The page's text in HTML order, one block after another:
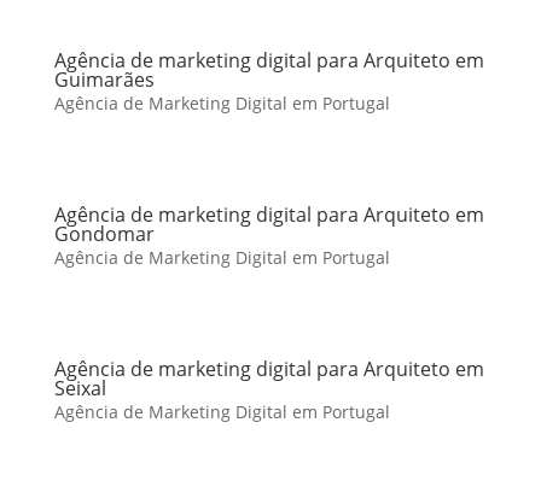
Agência de marketing digital para Arquiteto em
Guimarães
Agência de Marketing Digital em Portugal
Agência de marketing digital para Arquiteto em
Gondomar
Agência de Marketing Digital em Portugal
Agência de marketing digital para Arquiteto em
Seixal
Agência de Marketing Digital em Portugal